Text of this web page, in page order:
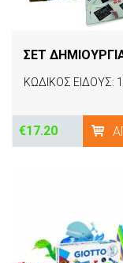
ΣΕΤ
ΚΩΔΙΚΟΣ ΕΙΔΟΥΣ:
€17.20